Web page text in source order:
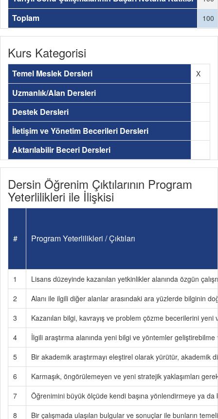
Toplam 100
Kurs Kategorisi
Temel Meslek Dersleri X
Uzmanlık/Alan Dersleri
Destek Dersleri
İletişim ve Yönetim Becerileri Dersleri
Aktarılabilir Beceri Dersleri
Dersin Öğrenim Çıktılarının Program
Yeterlilikleri ile İlişkisi
# Program Yeterlilikleri / Çıktıları
1
Lisans düzeyinde kazanılan yetkinlikler alanında özgün
2
Alanı ile ilgili diğer alanlar arasındaki ara yüzlerde bilginin
3
Kazanılan bilgi, kavrayış ve problem çözme becerilerini
4
İlgili araştırma alanında yeni bilgi ve yöntemler
5
Bir akademik araştırmayı eleştirel olarak yürütür, akademik
6
Karmaşık, öngörülemeyen ve yeni stratejik yaklaşımları
7
Öğrenimini büyük ölçüde kendi başına yönlendirmeye ya
8
Bir çalışmada ulaşılan bulgular ve sonuçlar ile bunların